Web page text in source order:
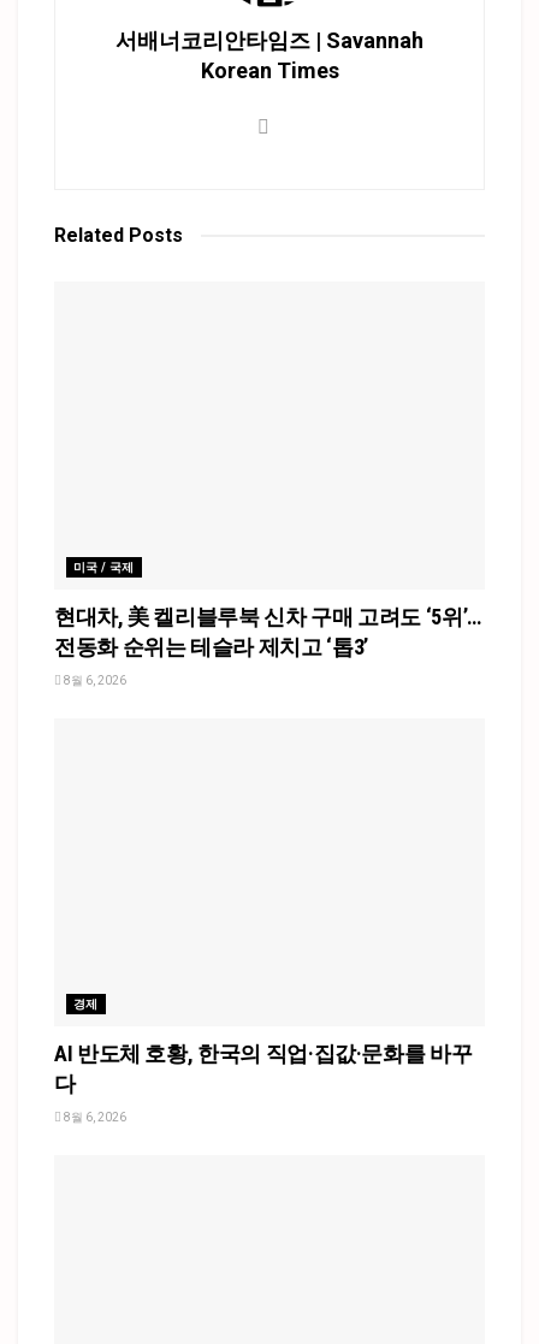
서배너코리안타임즈 | Savannah
Korean Times
Related Posts
미국 / 국제
현대차, 美 켈리블루북 신차 구매 고려도 ‘5위’…
전동화 순위는 테슬라 제치고 ‘톱3’
8월 6, 2026
경제
AI 반도체 호황, 한국의 직업·집값·문화를 바꾸
다
8월 6, 2026